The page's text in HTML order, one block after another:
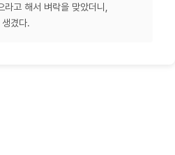
고 해서 벼락을 맞았더니,
겼다.